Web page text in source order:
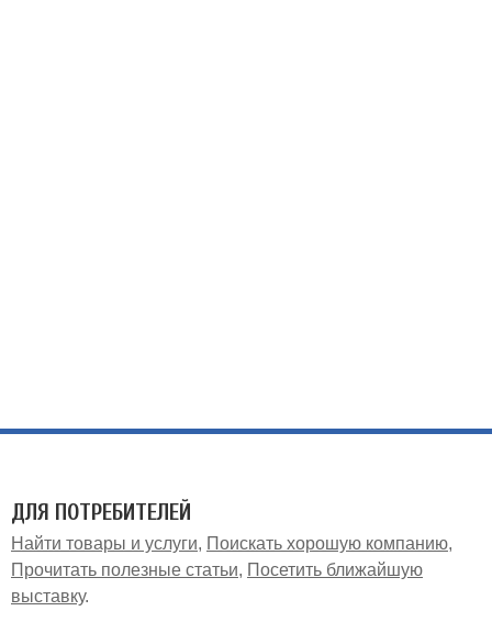
ДЛЯ ПОТРЕБИТЕЛЕЙ
Найти товары и услуги
Поискать хорошую компанию
Прочитать полезные статьи
Посетить ближайшую
выставку